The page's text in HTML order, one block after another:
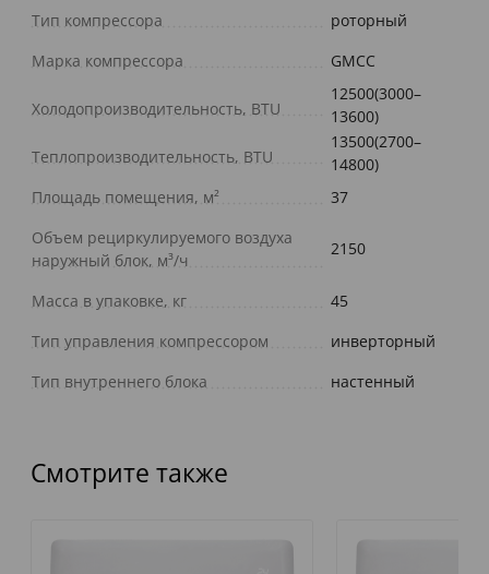
Тип компрессора
роторный
Марка компрессора
GMCC
Холодопроизводительность, BTU
12500(3000–
13600)
Теплопроизводительность, BTU
13500(2700–
14800)
Площадь помещения, м²
37
Объем рециркулируемого воздуха
наружный блок, м³/ч
2150
Масса в упаковке, кг
45
Тип управления компрессором
инверторный
Тип внутреннего блока
настенный
Смотрите также